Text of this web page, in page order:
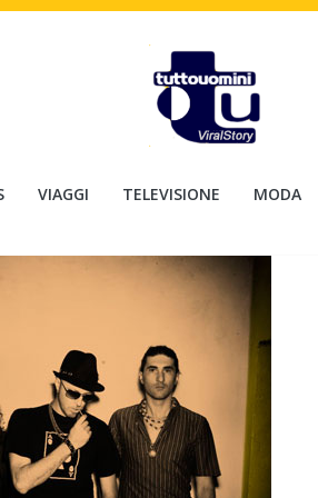
VIAGGI TELEVISIONE MODA